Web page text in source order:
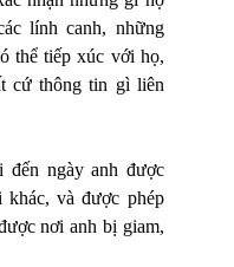
lính canh, những
thể tiếp xúc với họ,
cứ thông tin gì liên
đến ngày anh được
và được phép
nơi anh bị giam,